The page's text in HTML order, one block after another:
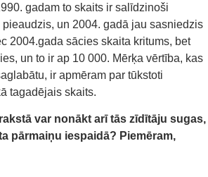
gadam to skaits ir salīdzinoši
un 2004. gadā jau sasniedzis
2004.gada sācies skaita kritums, bet
, un to ir ap 10 000. Mērķa vērtība, kas
ir apmēram par tūkstoti
tagadējais skaits.
var nonākt arī tās zīdītāju sugas,
pārmaiņu iespaidā? Piemēram,